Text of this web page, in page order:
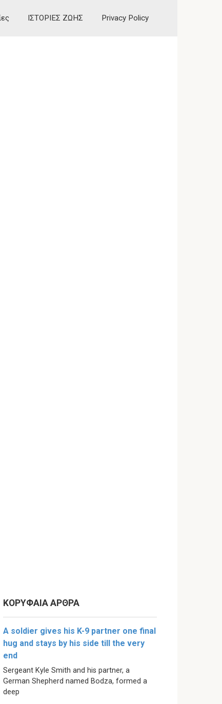
ΙΣΤΟΡΙΕΣ ΖΩΗΣ Privacy Policy
ΚΟΡΥΦΑΙΑ ΑΡΘΡΑ
A soldier gives his K-9 partner one final
hug and stays by his side till the very
end
Sergeant Kyle Smith and his partner, a
German Shepherd named Bodza, formed a
deep